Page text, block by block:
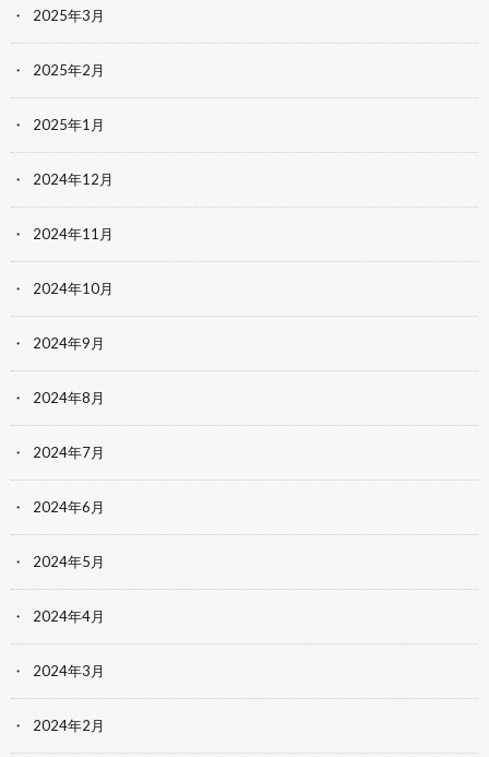
2025年3月
2025年2月
2025年1月
2024年12月
2024年11月
2024年10月
2024年9月
2024年8月
2024年7月
2024年6月
2024年5月
2024年4月
2024年3月
2024年2月